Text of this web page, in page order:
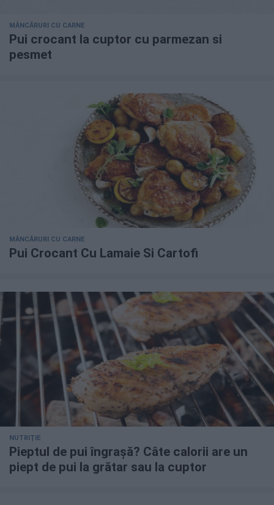
MÂNCĂRURI CU CARNE
Pui crocant la cuptor cu parmezan si
pesmet
MÂNCĂRURI CU CARNE
Pui Crocant Cu Lamaie Si Cartofi
NUTRIȚIE
Pieptul de pui îngrașă? Câte calorii are un
piept de pui la grătar sau la cuptor